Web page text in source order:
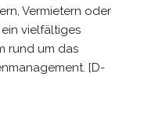
Vermietern oder
vielfältiges
rund um das
[D-